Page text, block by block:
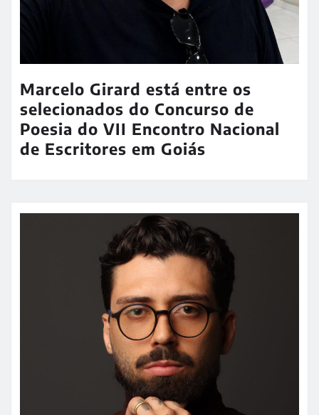
Marcelo Girard está entre os
selecionados do Concurso de
Poesia do VII Encontro Nacional
de Escritores em Goiás